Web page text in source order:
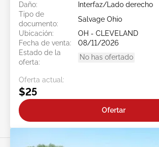
Daño:
Interfaz/Lado derecho
Tipo de
documento:
Salvage Ohio
Ubicación:
OH - CLEVELAND
Fecha de venta:
08/11/2026
Estado de la
oferta:
No has ofertado
Oferta actual:
$25
Ofertar